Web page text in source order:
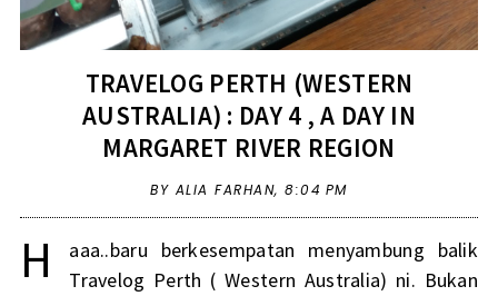
TRAVELOG PERTH (WESTERN
AUSTRALIA) : DAY 4 , A DAY IN
MARGARET RIVER REGION
BY ALIA FARHAN,8:04 PM
H
aaa..baru berkesempatan menyambung balik
Travelog Perth ( Western Australia) ni. Bukan